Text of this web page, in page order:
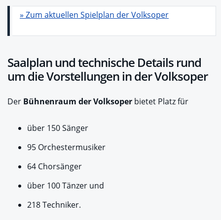
» Zum aktuellen Spielplan der Volksoper
Saalplan und technische Details rund
um die Vorstellungen in der Volksoper
Der Bühnenraum der Volksoper bietet Platz für
über 150 Sänger
95 Orchestermusiker
64 Chorsänger
über 100 Tänzer und
218 Techniker.